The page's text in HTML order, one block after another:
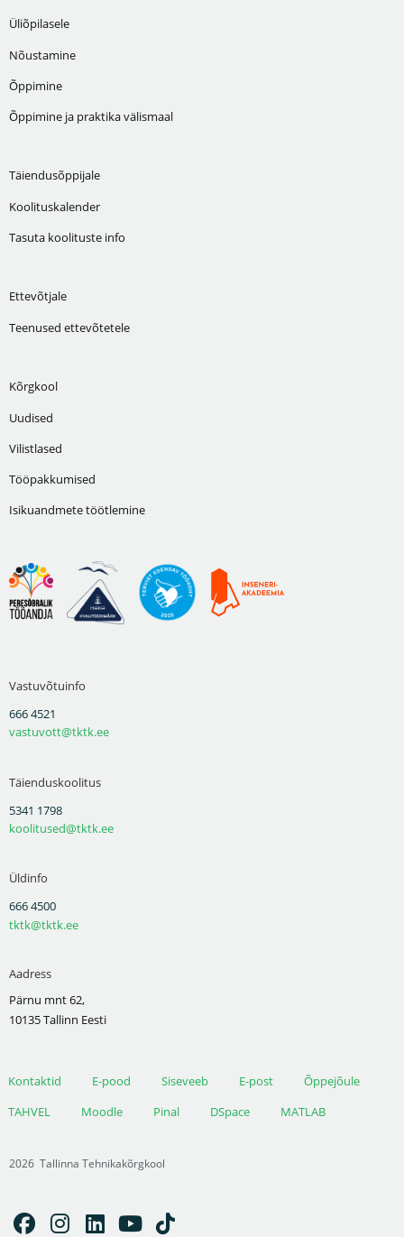
Üliõpilasele
Nõustamine
Õppimine
Õppimine ja praktika välismaal
Täiendusõppijale
Koolituskalender
Tasuta koolituste info
Ettevõtjale
Teenused ettevõtetele
Kõrgkool
Uudised
Vilistlased
Tööpakkumised
Isikuandmete töötlemine
Vastuvõtuinfo
666 4521
vastuvott@tktk.ee
Täienduskoolitus
5341 1798
koolitused@tktk.ee
Üldinfo
666 4500
tktk@tktk.ee
Aadress
Pärnu mnt 62,
10135 Tallinn Eesti
Kontaktid E-pood Siseveeb E-post
Õppejõule
TAHVEL
Moodle Pinal DSpace MATLAB
2026 Tallinna Tehnikakõrgkool